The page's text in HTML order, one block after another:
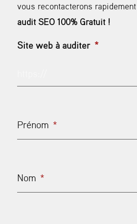
vous recontacterons
audit SEO 100% Gratuit !
Site web à auditer *
Prénom *
Nom *